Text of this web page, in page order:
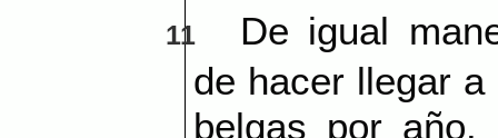
11
De igual
de hacer llegar
belgas por año.